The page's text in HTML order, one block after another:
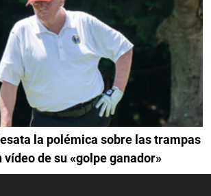
la polémica sobre las trampas
vídeo de su «golpe ganador»